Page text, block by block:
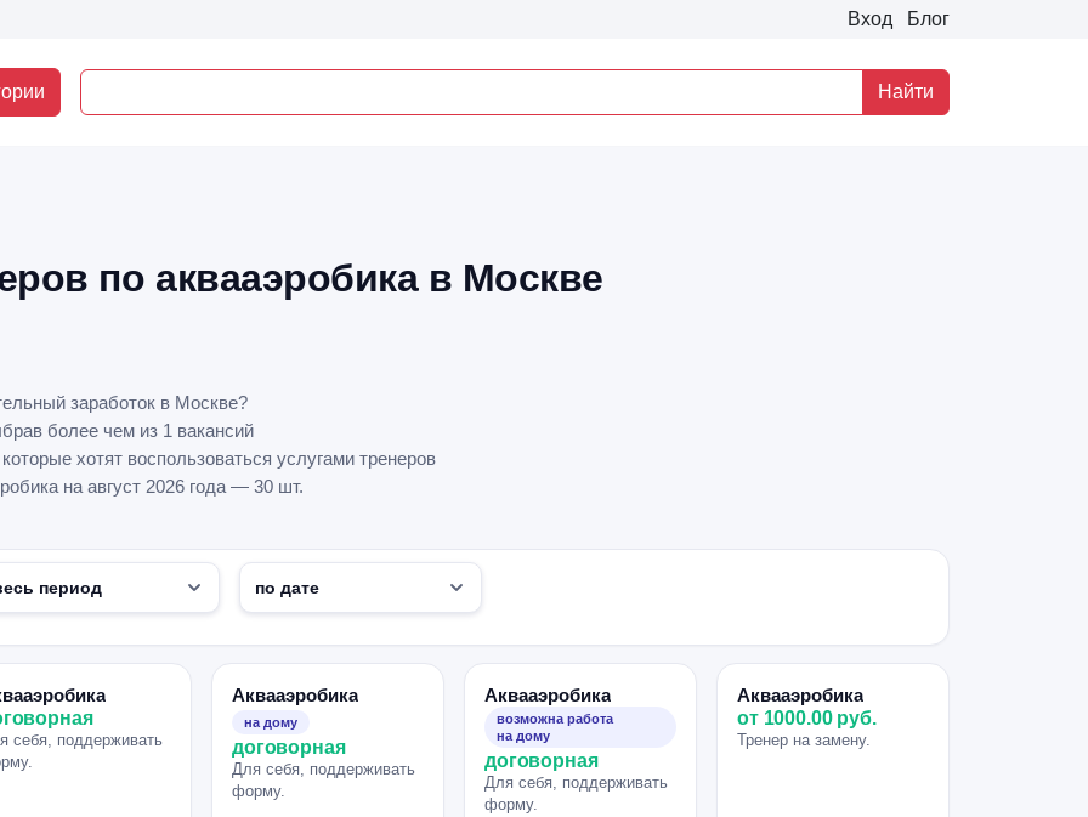
Вход Блог
Найти
по аквааэробика в Москве
заработок в Москве?
более чем из 1 вакансий
хотят воспользоваться услугами тренеров
на август 2026 года — 30 шт.
себя, поддерживать
Аквааэробика
на дому
договорная
Для себя, поддерживать
форму.
Аквааэробика
возможна работа
на дому
договорная
Для себя, поддерживать
форму.
Аквааэробика
от 1000.00 руб.
Тренер на замену.